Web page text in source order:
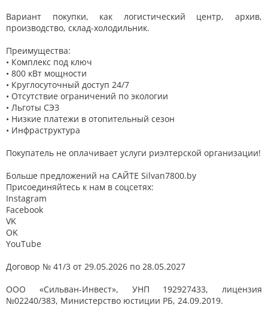
Вариант покупки, как логистический центр, архив,
производство, склад-холодильник.
Преимущества:
• Комплекс под ключ
• 800 кВт мощности
• Круглосуточный доступ 24/7
• Отсутствие ограничений по экологии
• Льготы СЭЗ
• Низкие платежи в отопительный сезон
• Инфраструктура
Покупатель не оплачивает услуги риэлтерской организации!
Больше предложений на САЙТЕ Silvan7800.by
Присоединяйтесь к нам в соцсетях:
Instagram
Facebook
VK
OK
YouTube
Договор № 41/3 от 29.05.2026 по 28.05.2027
ООО «Сильван-Инвест», УНП 192927433, лицензия
№02240/383, Министерство юстиции РБ, 24.09.2019.